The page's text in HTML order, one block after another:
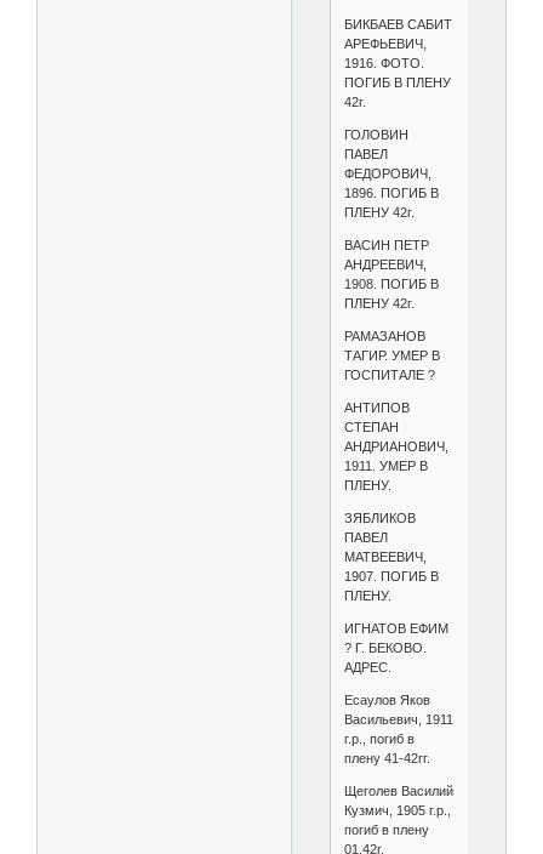
БИКБАЕВ САБИТ
АРЕФЬЕВИЧ,
1916. ФОТО.
ПОГИБ В ПЛЕНУ
42г.
ГОЛОВИН
ПАВЕЛ
ФЕДОРОВИЧ,
1896. ПОГИБ В
ПЛЕНУ 42г.
ВАСИН ПЕТР
АНДРЕЕВИЧ,
1908. ПОГИБ В
ПЛЕНУ 42г.
РАМАЗАНОВ
ТАГИР. УМЕР В
ГОСПИТАЛЕ ?
АНТИПОВ
СТЕПАН
АНДРИАНОВИЧ,
1911. УМЕР В
ПЛЕНУ.
ЗЯБЛИКОВ
ПАВЕЛ
МАТВЕЕВИЧ,
1907. ПОГИБ В
ПЛЕНУ.
ИГНАТОВ ЕФИМ
? Г. БЕКОВО.
АДРЕС.
Есаулов Яков
Васильевич, 1911
г.р., погиб в
плену 41-42гг.
Щеголев Василий
Кузмич, 1905 г.р.,
погиб в плену
01.42г.